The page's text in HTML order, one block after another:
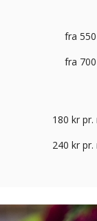
fra
fra
180 kr pr.
240 kr pr.